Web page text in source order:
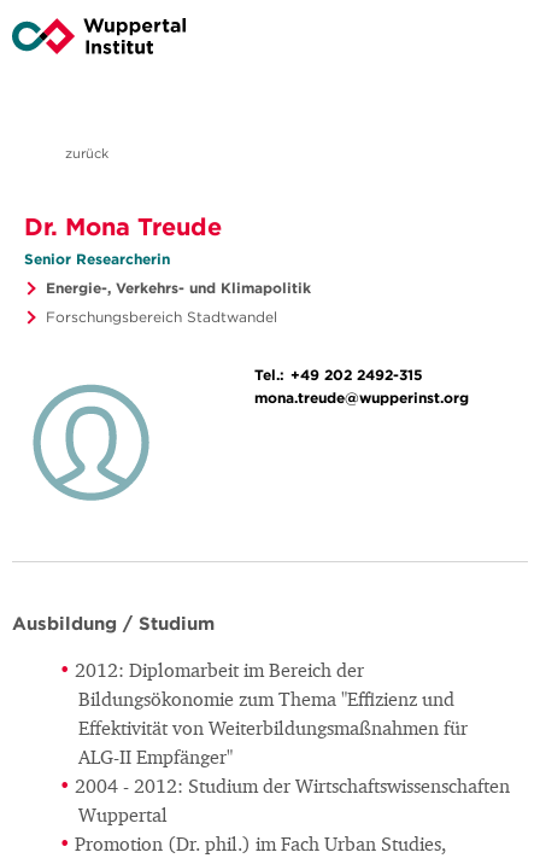
zurück
Dr. Mona Treude
Senior Researcherin
Energie-, Verkehrs- und Klimapolitik
Forschungsbereich Stadtwandel
Tel.: +49 202 2492-315
mona.treude@wupperinst.org
Ausbildung / Studium
2012: Diplomarbeit im Bereich der
Bildungsökonomie zum Thema "Effizienz und
Effektivität von Weiterbildungsmaßnahmen für
ALG-II Empfänger"
2004 - 2012: Studium der Wirtschaftswissenschaften
Wuppertal
Promotion (Dr. phil.) im Fach Urban Studies,